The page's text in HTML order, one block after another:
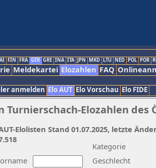
FIN FRA GER GRE INA ITA JPN MKD LTU NED POL POR
Meldekartei Elozahlen FAQ
anmelden Elo AUT Elo Vorschau Elo FIDE
Elozahlen des
Kategorie
Geschlecht
Elolisten Stand 01.07.2025, letzte